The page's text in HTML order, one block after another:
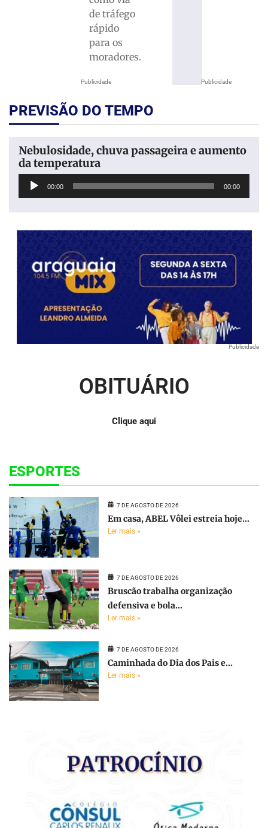
Publicidade
de tráfego
rápido
para os
moradores.
Publicidade
PREVISÃO DO TEMPO
Nebulosidade, chuva passageira e aumento
da temperatura
Tocador
00:00 00:00
Publicidade
OBITUÁRIO
Clique aqui
ESPORTES
7 DE AGOSTO DE 2026
Em casa, ABEL Vôlei estreia hoje...
Ler mais »
7 DE AGOSTO DE 2026
Bruscão trabalha organização
defensiva e bola...
Ler mais »
7 DE AGOSTO DE 2026
Caminhada do Dia dos Pais e...
Ler mais »